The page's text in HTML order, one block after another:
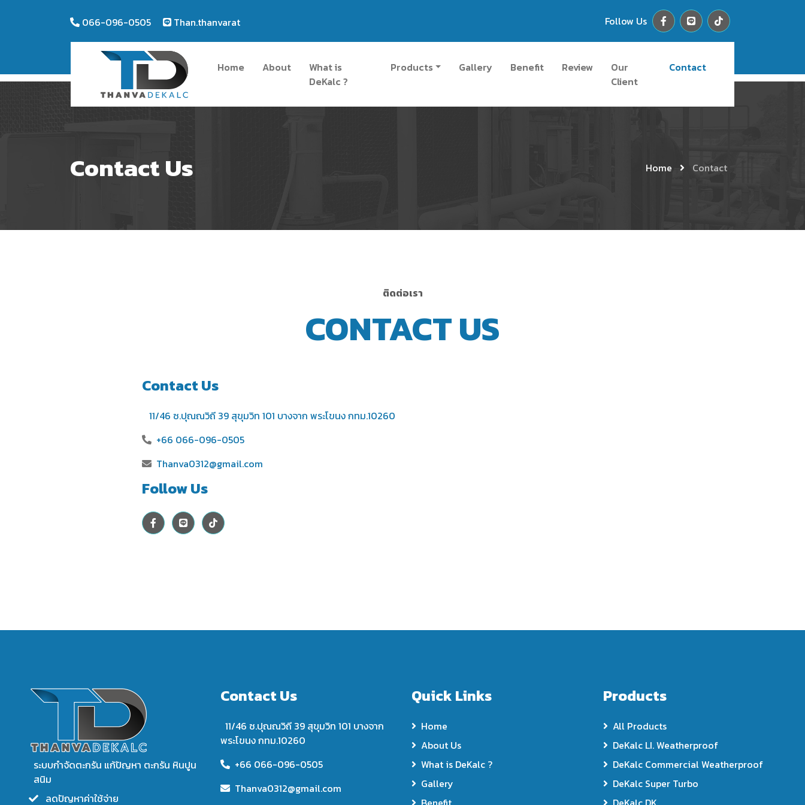
066-096-0505 Than.thanvarat Follow Us
Home About
What is
DeKalc ?
Products Gallery Benefit Review
Our
Client
Contact
Contact Us Home Contact
ติดต่อเรา
CONTACT US
Contact Us
11/46 ซ.ปุณณวิถี 39 สุขุมวิท 101 บางจาก พระโขนง กทม.10260
+66 066-096-0505
Thanva0312@gmail.com
Follow Us
ระบบกำจัดตะกรัน แก้ปัญหา ตะกรัน หินปูน
สนิม
ลดปัญหาค่าใช้จ่าย
Contact Us
11/46 ซ.ปุณณวิถี 39 สุขุมวิท 101 บางจาก
พระโขนง กทม.10260
+66 066-096-0505
Thanva0312@gmail.com
Quick Links
Home
About Us
What is DeKalc ?
Gallery
Products
All Products
DeKalc LI. Weatherproof
DeKalc Commercial Weatherproof
DeKalc Super Turbo